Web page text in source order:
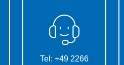
Tel: +49 2266